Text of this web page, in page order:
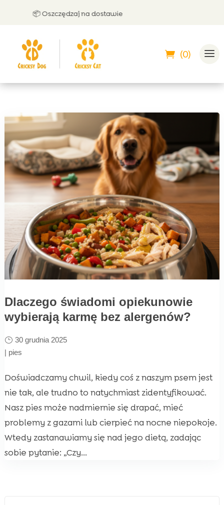
📦 Oszczędzaj na dostawie
(0)
Dlaczego świadomi opiekunowie
wybierają karmę bez alergenów?
30 grudnia 2025
| pies
Doświadczamy chwil, kiedy coś z naszym psem jest
nie tak, ale trudno to natychmiast zidentyfikować.
Nasz pies może nadmiernie się drapać, mieć
problemy z gazami lub cierpieć na nocne niepokoje.
Wtedy zastanawiamy się nad jego dietą, zadając
sobie pytanie: „Czy...